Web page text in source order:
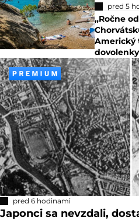
pred 5
„Ročne
Americký
pred 6 hodinami
Japonci sa nevzdali,